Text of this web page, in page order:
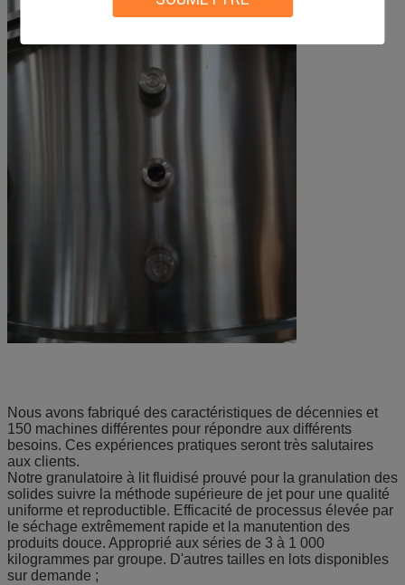
Nous avons fabriqué des caractéristiques de décennies et
150 machines différentes pour répondre aux différents
besoins. Ces expériences pratiques seront très salutaires
aux clients.
Notre granulatoire à lit fluidisé prouvé pour la granulation des
solides suivre la méthode supérieure de jet pour une qualité
uniforme et reproductible. Efficacité de processus élevée par
le séchage extrêmement rapide et la manutention des
produits douce. Approprié aux séries de 3 à 1 000
kilogrammes par groupe. D'autres tailles en lots disponibles
sur demande ;